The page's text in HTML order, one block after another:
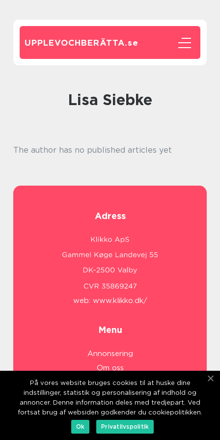
UPPLEVOCHBERÄTTA.se
Lisa Siebke
The author has no published articles yet
Adress
web: www.klikko.dk/
Menu
Annonsering
Om oss
Cookies
Kontakta oss
Sitemap
På vores website bruges cookies til at huske dine
indstillinger, statistik og personalisering af indhold og
annoncer. Denne information deles med tredjepart. Ved
fortsat brug af websiden godkender du cookiepolitikken.
Ok
Privatlivspolitik